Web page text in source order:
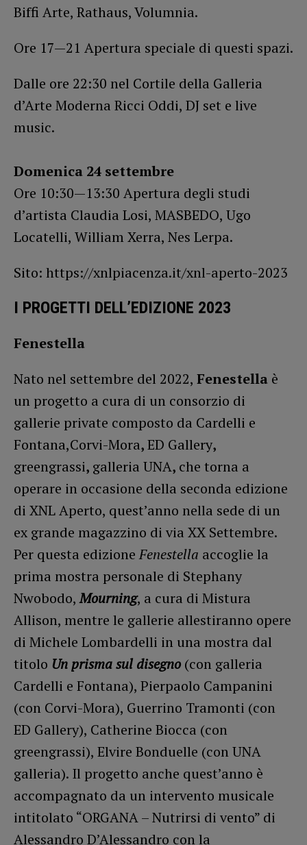
Biffi Arte, Rathaus, Volumnia.
Ore 17—21 Apertura speciale di questi spazi.
Dalle ore 22:30 nel Cortile della Galleria
d’Arte Moderna Ricci Oddi, DJ set e live
music.
Domenica 24 settembre
Ore 10:30—13:30 Apertura degli studi
d’artista Claudia Losi, MASBEDO, Ugo
Locatelli, William Xerra, Nes Lerpa.
Sito: https://xnlpiacenza.it/xnl-aperto-2023
I PROGETTI DELL’EDIZIONE 2023
Fenestella
Nato nel settembre del 2022, Fenestella è
un progetto a cura di un consorzio di
gallerie private composto da Cardelli e
Fontana,Corvi-Mora,ED Gallery,
greengrassi, galleria UNA, che torna a
operare in occasione della seconda edizione
di XNL Aperto, quest’anno nella sede di un
ex grande magazzino di via XX Settembre.
Per questa edizioneFenestella accoglie la
prima mostra personale di Stephany
Nwobodo,Mourning, a cura di Mistura
Allison, mentre le gallerie allestiranno opere
di Michele Lombardelli in una mostra dal
titolo Un prisma sul disegno (con galleria
Cardelli e Fontana), Pierpaolo Campanini
(con Corvi-Mora), Guerrino Tramonti (con
ED Gallery), Catherine Biocca (con
greengrassi), Elvire Bonduelle (con UNA
galleria). Il progetto anche quest’anno è
accompagnato da un intervento musicale
intitolato “ORGANA – Nutrirsi di vento” di
Alessandro D’Alessandro con la